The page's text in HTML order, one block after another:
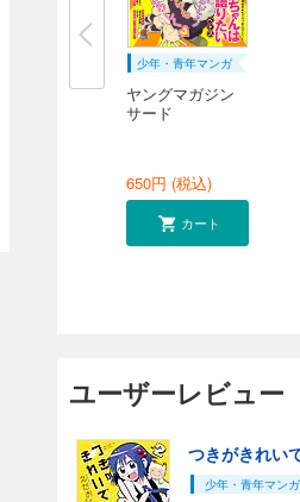
少年・青年マンガ
ヤングマガジン
サード
650円 (税込)
カート
ユーザーレビュー
つきがきれい
少年・青年マンガ